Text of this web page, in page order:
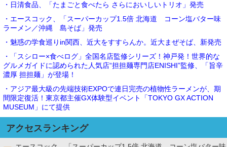
・日清食品、「たまごと食べたら さらにおいしいトリオ」発売
・エースコック、「スーパーカップ1.5倍 北海道 コーン塩バター味
ラーメン／沖縄 島そば」発売
・魅惑の学食巡りin関西、近大をすすらんか。近大まぜそば、新発売
・「スシロー×食べログ」全国名店監修シリーズ！神戸発！世界的な
グルメガイドに認められた人気店“担担麺専門店ENISHI”監修、「旨辛
濃厚 担担麺」が登場！
・アジア最大級の先端技術EXPOで連日完売の植物性ラーメンが、期
間限定復活！東京都主催GX体験型イベント「TOKYO GX ACTION
MUSEUM」にて提供
アクセスランキング